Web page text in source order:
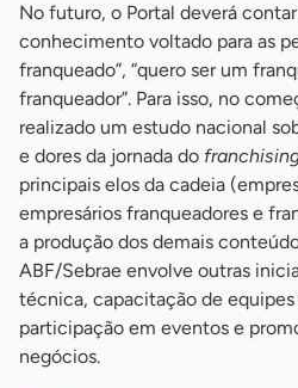
No futuro, o Portal deverá
conhecimento voltado para as
franqueado”, “quero ser um
franqueador”. Para isso, no
realizado um estudo nacional
e dores da jornada do
principais elos da cadeia
empresários franqueadores e
a produção dos demais
ABF/Sebrae envolve outras
técnica, capacitação de equipes
participação em eventos e
negócios.